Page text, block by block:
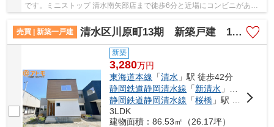
です。ミニストップ 清水南矢部店まで徒歩6分と近場にコンビニがある
のもポイント。給湯設備付きなので、お風呂やお...
売買 | 新築一戸建
清水区川原町13期 新築戸建 1号棟
新築
3,280万円
東海道本線 「清水 」駅 徒歩42分
静岡鉄道静岡清水線 「新清水 」駅 徒歩32分
静岡鉄道静岡清水線 「桜橋 」駅 徒歩22分
3LDK
建物面積：86.53㎡（26.17坪）